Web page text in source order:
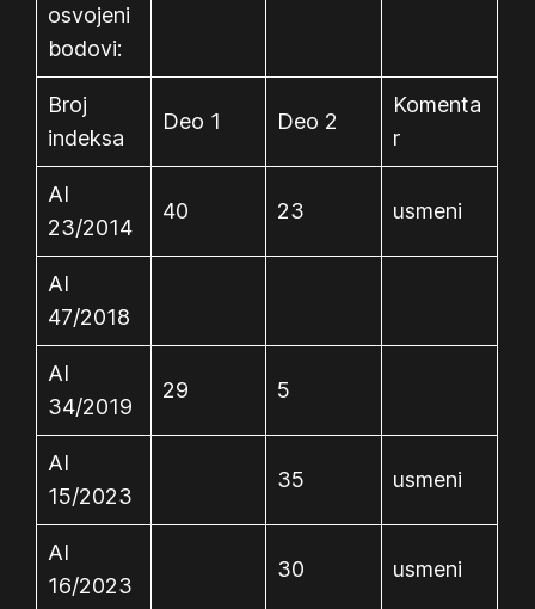
osvojeni
bodovi:
Broj
indeksa
Deo 1 Deo 2
Komenta
r
AI
23/2014
40 23 usmeni
AI
47/2018
AI
34/2019
29 5
AI
15/2023
35 usmeni
AI
16/2023
30 usmeni